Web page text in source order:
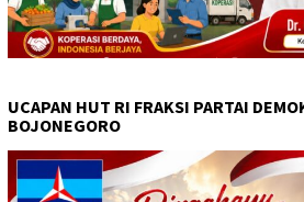
UCAPAN HUT RI FRAKSI PARTAI
BOJONEGORO